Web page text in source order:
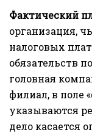
Фактический
организация,
налоговых
обязательств
головная
филиал, в поле
указываются
дело касается